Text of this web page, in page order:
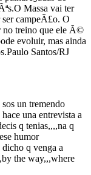
Massa vai ter
ser campeÃ£o. O
no treino que ele Ã©
evoluir, mas ainda
Santos/RJ
un tremendo
una entrevista a
q tenias,,,,na q
humor
q venga a
the way,,,where